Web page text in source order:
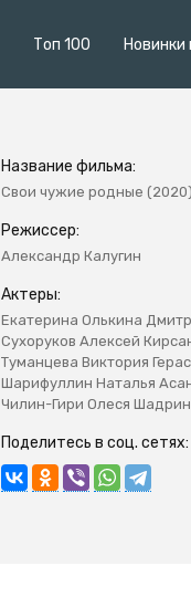
Топ 100 Новинки
Название фильма:
Свои чужие родные (2020)
Режиссер:
Александр Калугин
Актеры:
Екатерина Олькина
Сухоруков Алексей
Туманцева Виктория
Шарифуллин Наталья
Чилин-Гири Олеся
Поделитесь в соц. сетях: